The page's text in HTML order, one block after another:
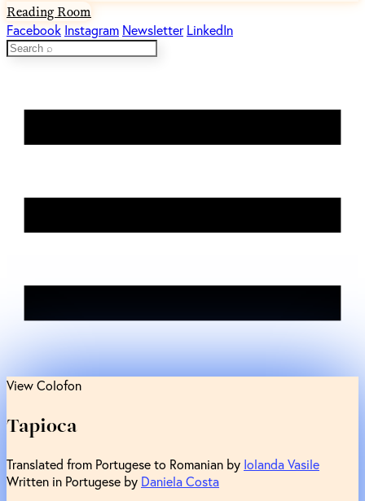
Reading Room
Facebook Instagram Newsletter LinkedIn
View Colofon
Tapioca
Translated from Portugese to Romanian by Iolanda Vasile
Written in Portugese by Daniela Costa